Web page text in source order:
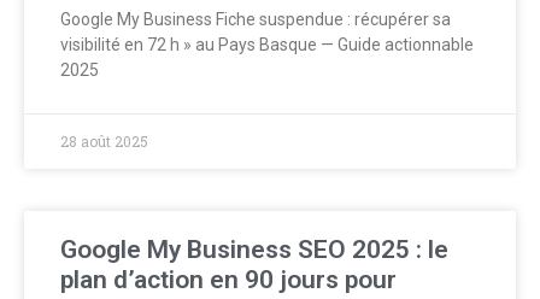
Google My Business Fiche suspendue : récupérer sa
visibilité en 72 h » au Pays Basque — Guide actionnable
2025
28 août 2025
Google My Business SEO 2025 : le
plan d’action en 90 jours pour